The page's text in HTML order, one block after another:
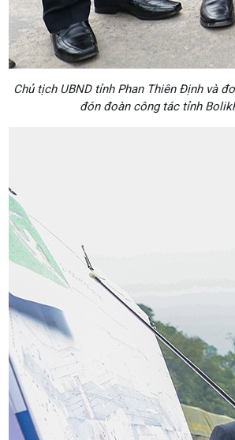
Chủ tịch UBND tỉnh Phan Thiên Định và
đón đoàn công tác tỉnh